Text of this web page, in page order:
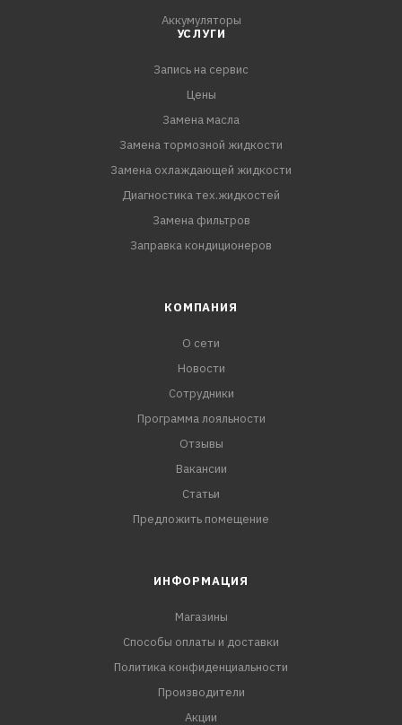
Аккумуляторы
УСЛУГИ
Запись на сервис
Цены
Замена масла
Замена тормозной жидкости
Замена охлаждающей жидкости
Диагностика тех.жидкостей
Замена фильтров
Заправка кондиционеров
КОМПАНИЯ
О сети
Новости
Сотрудники
Программа лояльности
Отзывы
Вакансии
Статьи
Предложить помещение
ИНФОРМАЦИЯ
Магазины
Способы оплаты и доставки
Политика конфиденциальности
Производители
Акции